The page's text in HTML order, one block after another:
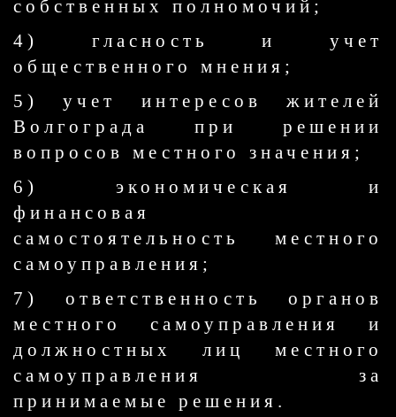
собственных полномочий;
4) гласность и учет
общественного мнения;
5) учет интересов жителей
Волгограда при решении
вопросов местного значения;
6) экономическая и
финансовая
самостоятельность местного
самоуправления;
7) ответственность органов
местного самоуправления и
должностных лиц местного
самоуправления за
принимаемые решения.